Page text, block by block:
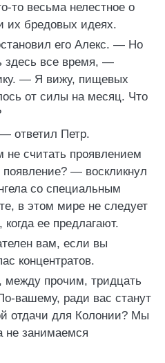
то весьма нелестное о
их бредовых идеях.
его Алекс. — Но
здесь все время, —
— Я вижу, пищевых
от силы на месяц. Что
ответил Петр.
считать проявлением
— воскликнул
со специальным
в этом мире не следует
ее предлагают.
вам, если вы
концентратов.
прочим, тридцать
вашему, ради вас станут
отдачи для Колонии? Мы
не занимаемся